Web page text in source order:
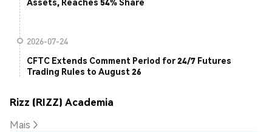
2026-07-24
CFTC Extends Comment Period for 24/7 Futures
Trading Rules to August 26
Rizz (RIZZ) Academia
Mais